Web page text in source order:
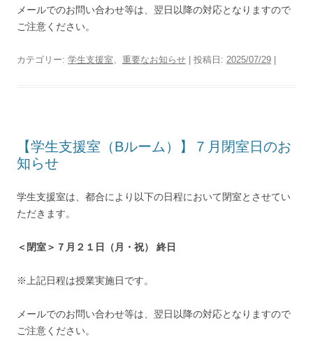
メールでのお問い合わせ等は、翌日以降の対応となりますので
ご注意ください。
カテゴリー: 学生支援室、 重要なお知らせ | 投稿日: 2025/07/29
【学生支援室（Bルーム）】７月閉室日のお
知らせ
学生支援室は、都合により以下の日程において閉室とさせてい
ただきます。
＜閉室＞７月２１日（月・祝） 終日
※上記日程は授業実施日です。
メールでのお問い合わせ等は、翌日以降の対応となりますので
ご注意ください。